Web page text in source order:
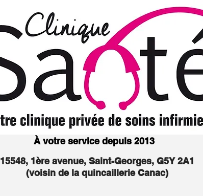
À votre service depuis 2013
15548, 1ère avenue, Saint-Georges, G5Y 2A1
(voisin de la quincaillerie Canac)